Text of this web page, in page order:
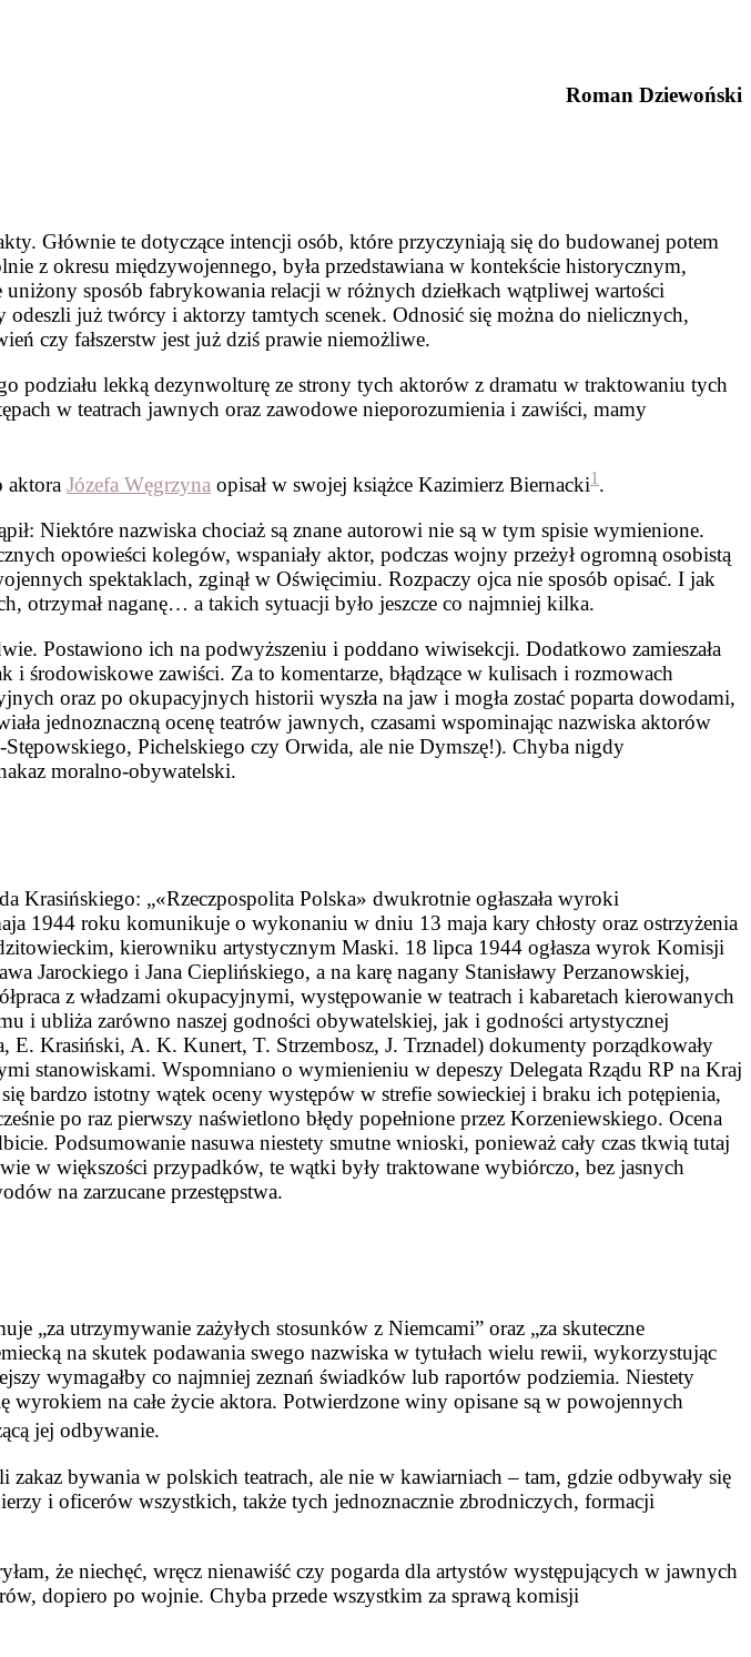
Roman Dziewoński
Głównie te dotyczące intencji osób, które przyczyniają się do budowanej potem
z okresu międzywojennego, była przedstawiana w kontekście historycznym,
sposób fabrykowania relacji w różnych dziełkach wątpliwej wartości
już twórcy i aktorzy tamtych scenek. Odnosić się można do nielicznych,
czy fałszerstw jest już dziś prawie niemożliwe.
podziału lekką dezynwolturę ze strony tych aktorów z dramatu w traktowaniu tych
w teatrach jawnych oraz zawodowe nieporozumienia i zawiści, mamy
aktora Józefa Węgrzyna opisał w swojej książce Kazimierz Biernacki1 .
Niektóre nazwiska chociaż są znane autorowi nie są w tym spisie wymienione.
opowieści kolegów, wspaniały aktor, podczas wojny przeżył ogromną osobistą
spektaklach, zginął w Oświęcimiu. Rozpaczy ojca nie sposób opisać. I jak
otrzymał naganę… a takich sytuacji było jeszcze co najmniej kilka.
Postawiono ich na podwyższeniu i poddano wiwisekcji. Dodatkowo zamieszała
zawiści. Za to komentarze, błądzące w kulisach i rozmowach
oraz po okupacyjnych historii wyszła na jaw i mogła zostać poparta dowodami,
jednoznaczną ocenę teatrów jawnych, czasami wspominając nazwiska aktorów
Pichelskiego czy Orwida, ale nie Dymszę!). Chyba nigdy
moralno-obywatelski.
„«Rzeczpospolita Polska» dwukrotnie ogłaszała wyroki
1944 roku komunikuje o wykonaniu w dniu 13 maja kary chłosty oraz ostrzyżenia
kierowniku artystycznym Maski. 18 lipca 1944 ogłasza wyrok Komisji
Jarockiego i Jana Cieplińskiego, a na karę nagany Stanisławy Perzanowskiej,
z władzami okupacyjnymi, występowanie w teatrach i kabaretach kierowanych
i ubliża zarówno naszej godności obywatelskiej, jak i godności artystycznej
Krasiński, A. K. Kunert, T. Strzembosz, J. Trznadel) dokumenty porządkowały
stanowiskami. Wspomniano o wymienieniu w depeszy Delegata Rządu RP na Kraj
bardzo istotny wątek oceny występów w strefie sowieckiej i braku ich potępienia,
po raz pierwszy naświetlono błędy popełnione przez Korzeniewskiego. Ocena
Podsumowanie nasuwa niestety smutne wnioski, ponieważ cały czas tkwią tutaj
w większości przypadków, te wątki były traktowane wybiórczo, bez jasnych
na zarzucane przestępstwa.
„za utrzymywanie zażyłych stosunków z Niemcami” oraz „za skuteczne
na skutek podawania swego nazwiska w tytułach wielu rewii, wykorzystując
wymagałby co najmniej zeznań świadków lub raportów podziemia. Niestety
na całe życie aktora. Potwierdzone winy opisane są w powojennych
jej odbywanie.
bywania w polskich teatrach, ale nie w kawiarniach – tam, gdzie odbywały się
i oficerów wszystkich, także tych jednoznacznie zbrodniczych, formacji
że niechęć, wręcz nienawiść czy pogarda dla artystów występujących w jawnych
dopiero po wojnie. Chyba przede wszystkim za sprawą komisji